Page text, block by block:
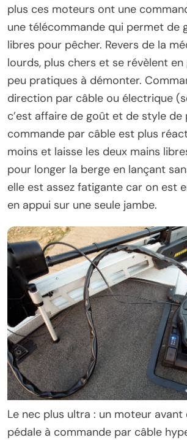
plus ces moteurs ont une
une télécommande qui permet de
libres pour pêcher. Revers de la
lourds, plus chers et se révèlent en
peu pratiques à démonter.
direction par câble ou électrique
c’est affaire de goût et de style de
commande par câble est plus
moins et laisse les deux mains
pour longer la berge en lançant
elle est assez fatigante car on est
en appui sur une seule jambe.
Le nec plus ultra : un moteur
pédale à commande par câble